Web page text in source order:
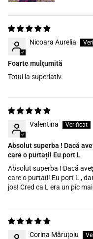
Nicoara Aurelia
Foarte mulțumită
Totul la superlativ.
Valentina
Absolut superba ! Dacă
care o purtați! Eu port L
Absolut superba ! Dacă
care o purtați! Eu port L ,
jos! Cred ca L era un pic
Corina Măruțoiu